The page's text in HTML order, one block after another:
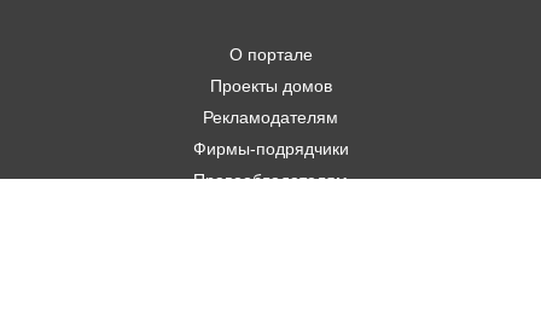
О портале
Проекты домов
Рекламодателям
Фирмы-подрядчики
Правообладателям